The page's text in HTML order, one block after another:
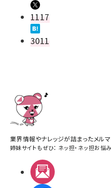
1117
3011
業界情報やナレッジが詰まったメルマ
姉妹サイトもぜひ： ネッ担・ ネッ担お悩